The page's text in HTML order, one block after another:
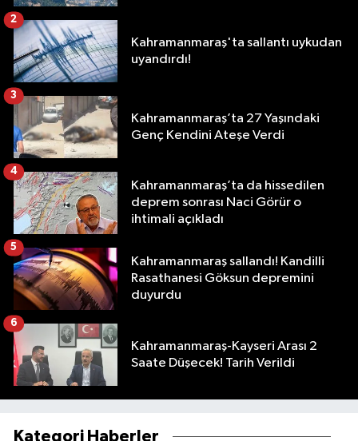
Kahramanmaraş'ta sallantı uykudan
uyandırdı!
2
Kahramanmaraş’ta 27 Yaşındaki
Genç Kendini Ateşe Verdi
3
Kahramanmaraş’ta da hissedilen
deprem sonrası Naci Görür o
ihtimali açıkladı
4
Kahramanmaraş sallandı! Kandilli
Rasathanesi Göksun depremini
duyurdu
5
Kahramanmaraş-Kayseri Arası 2
Saate Düşecek! Tarih Verildi
6
Kategori Haberler